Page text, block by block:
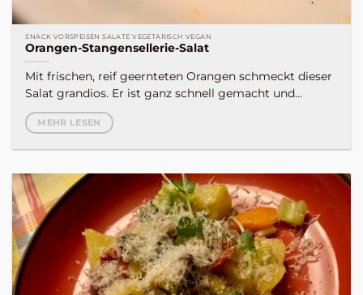
SNACK VORSPEISEN SALATE VEGETARISCH VEGAN
Orangen-Stangensellerie-Salat
Mit frischen, reif geernteten Orangen schmeckt dieser
Salat grandios. Er ist ganz schnell gemacht und...
MEHR LESEN